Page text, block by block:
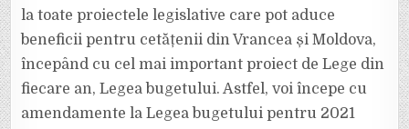
la toate proiectele legislative care pot aduce
beneficii pentru cetățenii din Vrancea și Moldova,
începând cu cel mai important proiect de Lege din
fiecare an, Legea bugetului. Astfel, voi începe cu
amendamente la Legea bugetului pentru 2021